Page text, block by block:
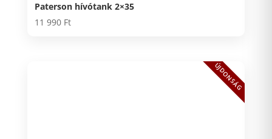
Paterson hívótank 2×35
11 990 Ft
ÚJDONSÁG